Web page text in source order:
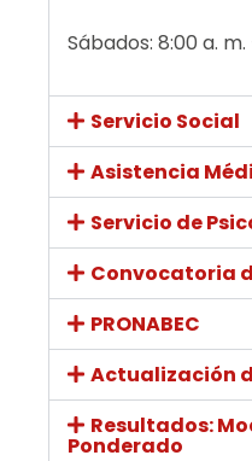
Sábados: 8:00 a. m.
Servicio Social
Asistencia
Servicio de
Convocatoria
PRONABEC
Actualización
Resultados:
Ponderado